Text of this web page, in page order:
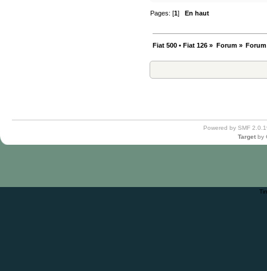
Pages: [1]En haut
Fiat 500 • Fiat 126 » Forum»
Powered by SMF
Target by